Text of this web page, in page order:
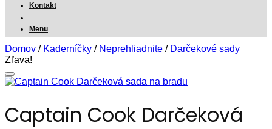
Kontakt
Menu
Domov / Kaderníčky / Neprehliadnite / Darčekové sady
Zľava!
Captain Cook Darčeková